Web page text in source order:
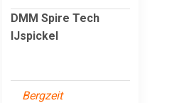
DMM Spire Tech
IJspickel
Bergzeit